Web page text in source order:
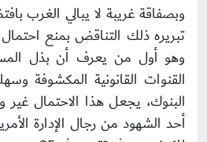
وبصفاقة غريبة لا يبالي الغرب
تبريره ذلك التناقض بمنع
وهو أول من يعرف أن بذل
القنوات القانونية المكشوفة
البنوك، يجعل هذا الاحتمال غير
أحد الشهود من رجال الإدارة